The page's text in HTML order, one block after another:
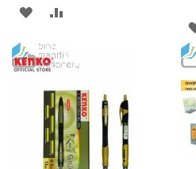
ADD
WISH
LIST
COMPARE